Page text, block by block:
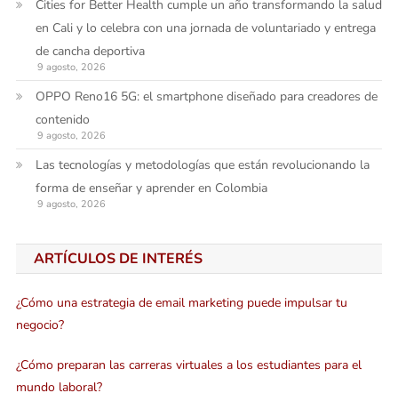
Cities for Better Health cumple un año transformando la salud
en Cali y lo celebra con una jornada de voluntariado y entrega
de cancha deportiva
9 agosto, 2026
OPPO Reno16 5G: el smartphone diseñado para creadores de
contenido
9 agosto, 2026
Las tecnologías y metodologías que están revolucionando la
forma de enseñar y aprender en Colombia
9 agosto, 2026
ARTÍCULOS DE INTERÉS
¿Cómo una estrategia de email marketing puede impulsar tu
negocio?
¿Cómo preparan las carreras virtuales a los estudiantes para el
mundo laboral?